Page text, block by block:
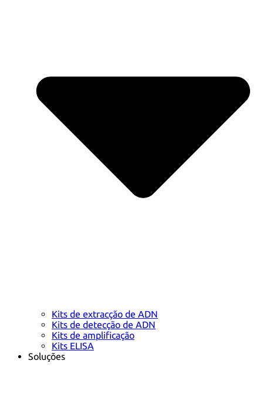
Kits de extracção de ADN
Kits de detecção de ADN
Kits de amplificação
Kits ELISA
Soluções